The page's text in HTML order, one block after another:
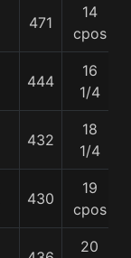
471
14
cpos
444
16
1/4
432
18
1/4
430
19
cpos
20